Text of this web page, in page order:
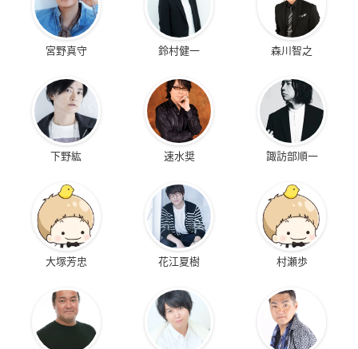
宮野真守 鈴村健一 森川智之
下野紘 速水奨 諏訪部順一
大塚芳忠 花江夏樹 村瀬歩